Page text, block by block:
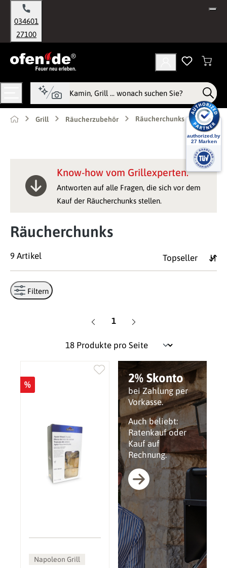
springen
034601
27100
Grill Räucherzubehör Räucherchunks
Know-how vom Grillexperten.
Antworten auf alle Fragen, die sich vor dem
Kauf der Räucherchunks stellen.
Räucherchunks
9 Artikel
Filtern
Seite
1
2% Skonto
bei Zahlung per
Vorkasse.
Auch beliebt:
Ratenkauf oder
Kauf auf
Rechnung.
%
Napoleon Grill